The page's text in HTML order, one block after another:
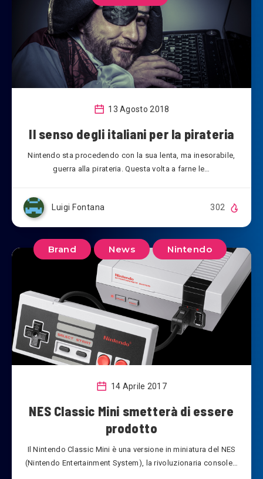
13 Agosto 2018
Il senso degli italiani per la pirateria
Nintendo sta procedendo con la sua lenta, ma inesorabile,
guerra alla pirateria. Questa volta a farne le…
Luigi Fontana 302
Brand News Nintendo
14 Aprile 2017
NES Classic Mini smetterà di essere
prodotto
Il Nintendo Classic Mini è una versione in miniatura del NES
(Nintendo Entertainment System), la rivoluzionaria console…